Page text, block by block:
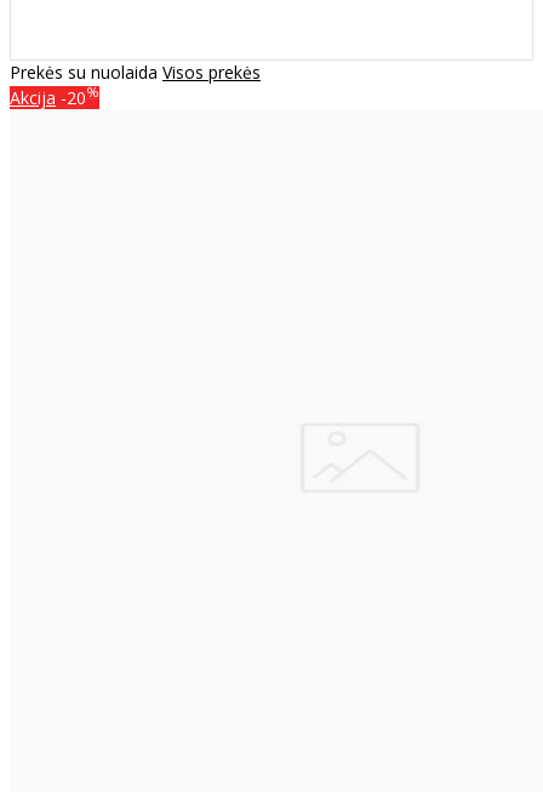
Prekės su nuolaida Visos prekės
Akcija -20%